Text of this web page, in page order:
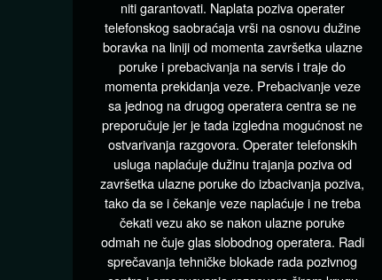
niti garantovati. Naplata poziva operater
telefonskog saobraćaja vrši na osnovu dužine
boravka na liniji od momenta završetka ulazne
poruke i prebacivanja na servis i traje do
momenta prekidanja veze. Prebacivanje veze
sa jednog na drugog operatera centra se ne
preporučuje jer je tada izgledna mogućnost ne
ostvarivanja razgovora. Operater telefonskih
usluga naplaćuje dužinu trajanja poziva od
završetka ulazne poruke do izbacivanja poziva,
tako da se i čekanje veze naplaćuje i ne treba
čekati vezu ako se nakon ulazne poruke
odmah ne čuje glas slobodnog operatera. Radi
sprečavanja tehničke blokade rada pozivnog